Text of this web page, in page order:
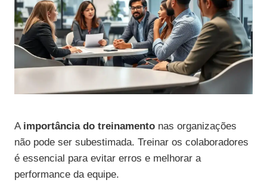
A importância do treinamento nas organizações
não pode ser subestimada. Treinar os colaboradores
é essencial para evitar erros e melhorar a
performance da equipe.